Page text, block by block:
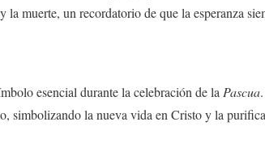
la muerte, un recordatorio de que la esperanza
esencial durante la celebración de la Pascua
simbolizando la nueva vida en Cristo y la